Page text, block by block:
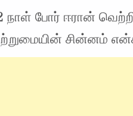
நாள் போர் ஈரான்
சின்னம்